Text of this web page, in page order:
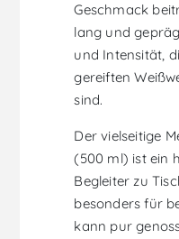
Geschmack
lang und
und Intensität,
gereiften
sind.
Der vielseitige
(500 ml) ist ein
Begleiter zu
besonders für
kann pur